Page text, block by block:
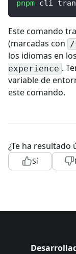
pnpm cli
Este comando
(marcadas con
/
los idiomas en
experience .
variable de
este comando.
¿Te ha resultado
Sí